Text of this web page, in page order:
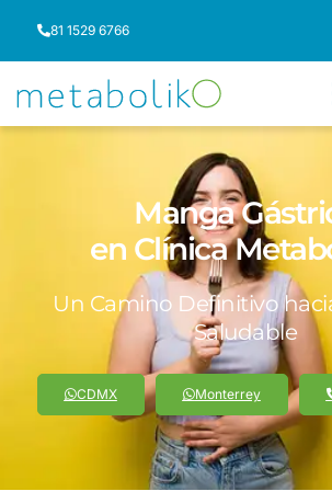
81 1529 6766
Manga
en Clínica
Un Camino Definitivo
Saludable
CDMX Monterrey